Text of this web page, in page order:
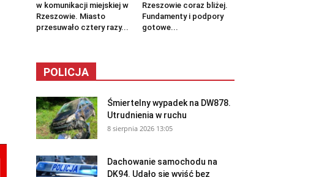
w komunikacji miejskiej w
Rzeszowie. Miasto
przesuwało cztery razy...
Rzeszowie coraz bliżej.
Fundamenty i podpory
gotowe...
POLICJA
Śmiertelny wypadek na DW878.
Utrudnienia w ruchu
8 sierpnia 2026 13:05
Dachowanie samochodu na
DK94. Udało się wyjść bez